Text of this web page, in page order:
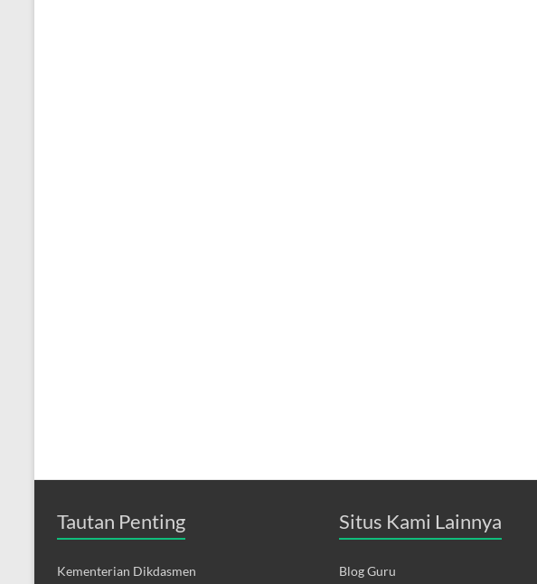
Tautan Penting
Kementerian Dikdasmen
Situs Kami Lainnya
Blog Guru